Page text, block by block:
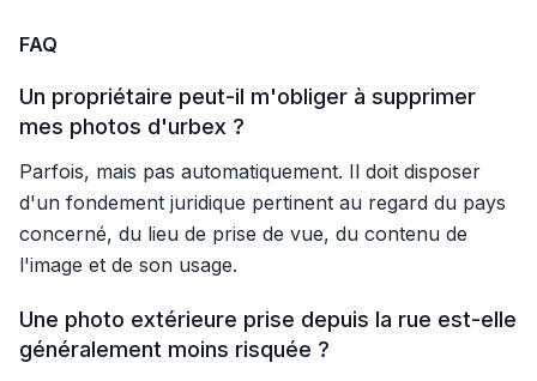
FAQ
Un propriétaire peut-il m'obliger à supprimer
mes photos d'urbex ?
Parfois, mais pas automatiquement. Il doit disposer
d'un fondement juridique pertinent au regard du pays
concerné, du lieu de prise de vue, du contenu de
l'image et de son usage.
Une photo extérieure prise depuis la rue est-elle
généralement moins risquée ?